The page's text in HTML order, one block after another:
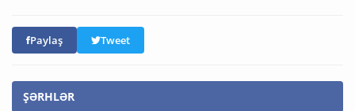
Paylaş Tweet
ŞƏRHLƏR